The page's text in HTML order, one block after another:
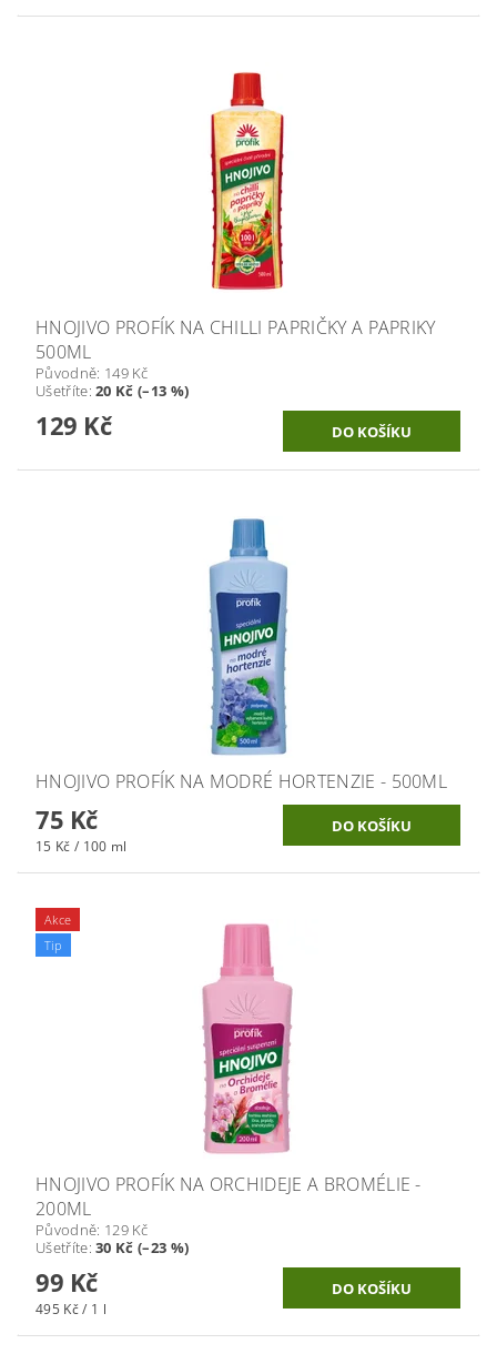
HNOJIVO PROFÍK NA CHILLI PAPRIČKY A PAPRIKY
500ML
Původně: 149 Kč
Ušetříte:20 Kč (–13 %)
129 Kč
HNOJIVO PROFÍK NA MODRÉ HORTENZIE - 500ML
75 Kč
15 Kč / 100 ml
Akce
Tip
HNOJIVO PROFÍK NA ORCHIDEJE A BROMÉLIE -
200ML
Původně: 129 Kč
Ušetříte:30 Kč (–23 %)
99 Kč
495 Kč / 1 l